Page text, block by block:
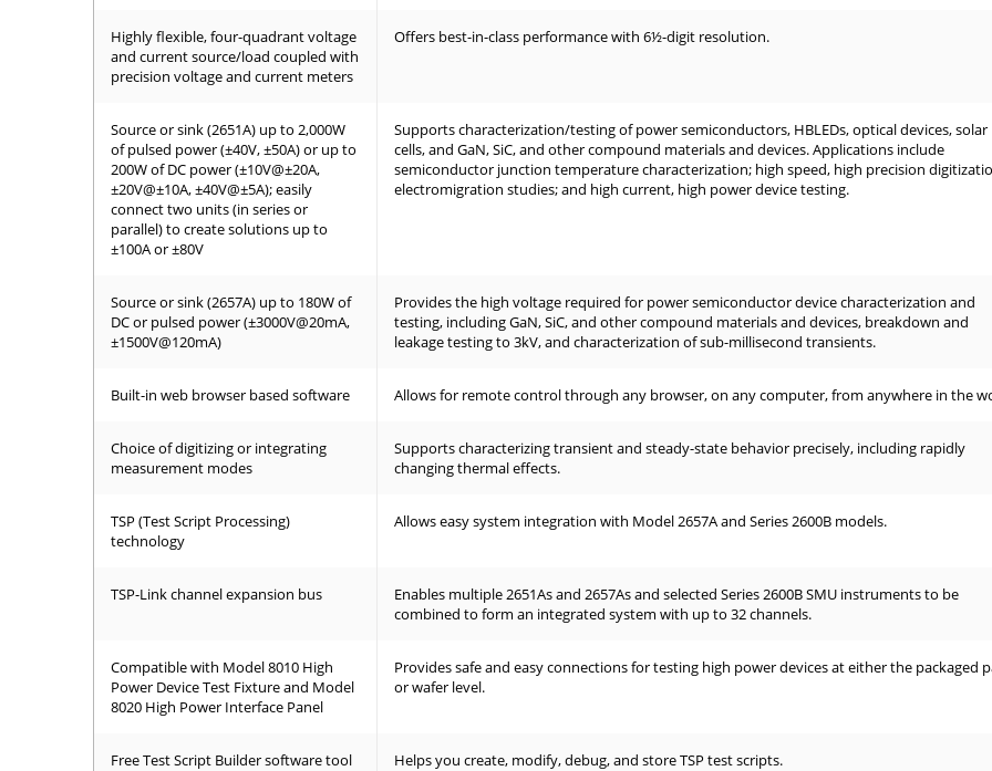
Highly flexible, four-quadrant voltage
and current source/load coupled with
precision voltage and current meters
Offers best-in-class performance with 6½-digit resolution.
Source or sink (2651A) up to 2,000W
of pulsed power (±40V, ±50A) or up to
200W of DC power (±10V@±20A,
±20V@±10A, ±40V@±5A); easily
connect two units (in series or
parallel) to create solutions up to
±100A or ±80V
Supports characterization/testing of power semiconductors, HBLEDs, optical devices, solar
cells, and GaN, SiC, and other compound materials and devices. Applications include
semiconductor junction temperature characterization; high speed, high precision
electromigration studies; and high current, high power device testing.
Source or sink (2657A) up to 180W of
DC or pulsed power (±3000V@20mA,
±1500V@120mA)
Provides the high voltage required for power semiconductor device characterization and
testing, including GaN, SiC, and other compound materials and devices, breakdown and
leakage testing to 3kV, and characterization of sub-millisecond transients.
Built-in web browser based software Allows for remote control through any browser, on any computer, from anywhere in the
Choice of digitizing or integrating
measurement modes
Supports characterizing transient and steady-state behavior precisely, including rapidly
changing thermal effects.
TSP (Test Script Processing)
technology
Allows easy system integration with Model 2657A and Series 2600B models.
TSP-Link channel expansion bus
Enables multiple 2651As and 2657As and selected Series 2600B SMU instruments to be
combined to form an integrated system with up to 32 channels.
Compatible with Model 8010 High
Power Device Test Fixture and Model
8020 High Power Interface Panel
Provides safe and easy connections for testing high power devices at either the packaged
or wafer level.
Free Test Script Builder software tool Helps you create, modify, debug, and store TSP test scripts.